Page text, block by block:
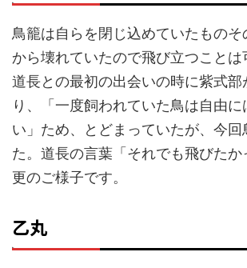
鳥籠は自らを閉じ込めていたもの
から壊れていたので飛び立つことは
道長との最初の出会いの時に紫式部
り、「一度飼われていた鳥は自由
い」ため、とどまっていたが、今回
た。道長の言葉「それでも飛びた
更のご様子です。
乙丸